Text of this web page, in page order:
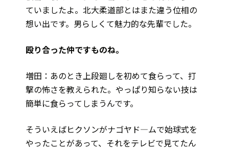
ていましたよ。北大柔道部とはまた違う位相の
想い出です。男らしくて魅力的な先輩でした。
――殴り合った仲ですものね。
増田：あのとき上段廻しを初めて食らって、打
撃の怖さを教えられた。やっぱり知らない技は
簡単に食らってしまうんです。
そういえばヒクソンがナゴヤド—ムで始球式を
やったことがあって、それをテレビで見てたん